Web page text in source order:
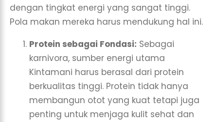
dengan tingkat energi yang sangat tinggi.
Pola makan mereka harus mendukung hal ini.
Protein sebagai Fondasi: Sebagai
karnivora, sumber energi utama
Kintamani harus berasal dari protein
berkualitas tinggi. Protein tidak hanya
membangun otot yang kuat tetapi juga
penting untuk menjaga kulit sehat dan